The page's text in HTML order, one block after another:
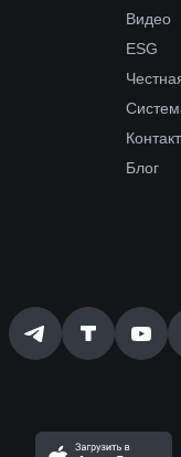
Видео
ESG
Блог